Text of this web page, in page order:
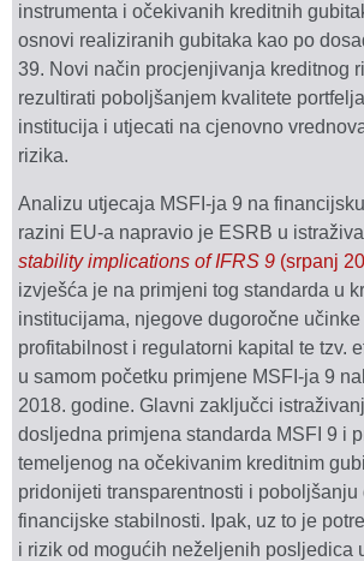
instrumenta i očekivanih kreditnih
osnovi realiziranih gubitaka kao po
39. Novi način procjenjivanja kreditnog
rezultirati poboljšanjem kvalitete
institucija i utjecati na cjenovno
rizika.
Analizu utjecaja MSFI-ja 9 na
razini EU-a napravio je ESRB u
stability implications of IFRS 9 (srpanj
izvješća je na primjeni tog standarda u
institucijama, njegove dugoročne
profitabilnost i regulatorni kapital te tzv.
u samom početku primjene MSFI-ja 9
2018. godine. Glavni zaključci
dosljedna primjena standarda MSFI 9 i
temeljenog na očekivanim kreditnim
pridonijeti transparentnosti i poboljšanju
financijske stabilnosti. Ipak, uz to je
i rizik od mogućih neželjenih posljedica